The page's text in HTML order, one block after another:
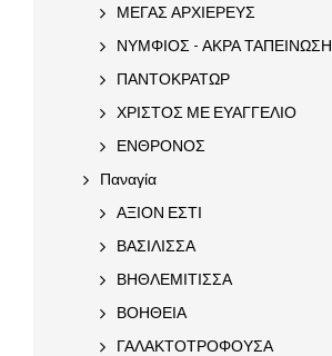
ΜΕΓΑΣ ΑΡΧΙΕΡΕΥΣ
ΝΥΜΦΙΟΣ - ΑΚΡΑ ΤΑΠΕΙΝΩΣΗ
ΠΑΝΤΟΚΡΑΤΩΡ
ΧΡΙΣΤΟΣ ΜΕ ΕΥΑΓΓΕΛΙΟ
ΕΝΘΡΟΝΟΣ
Παναγία
ΑΞΙΟΝ ΕΣΤΙ
ΒΑΣΙΛΙΣΣΑ
ΒΗΘΛΕΜΙΤΙΣΣΑ
ΒΟΗΘΕΙΑ
ΓΑΛΑΚΤΟΤΡΟΦΟΥΣΑ